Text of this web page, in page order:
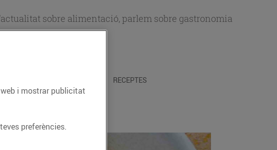
sobre alimentació, parlem sobre gastronomia
RECEPTES
web i mostrar publicitat
preferències.